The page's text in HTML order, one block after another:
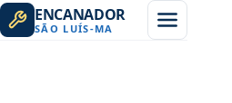
ENCANADOR
SÃO LUÍS-MA